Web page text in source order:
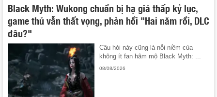
Black Myth: Wukong chuẩn bị hạ giá thấp kỷ lục,
game thủ vẫn thất vọng, phản hồi "Hai năm rồi, DLC
đâu?"
Câu hỏi này cũng là nỗi niềm của
không ít fan hâm mộ Black Myth: ...
08/08/2026